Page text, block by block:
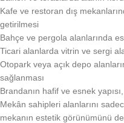
Kafe ve restoran dış
getirilmesi
Bahçe ve pergola alanlarında
Ticari alanlarda vitrin ve sergi
Otopark veya açık depo
sağlanması
Brandanın hafif ve esnek
Mekân sahipleri alanlarını
mekanın estetik görünümünü de